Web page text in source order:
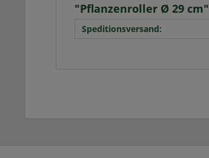
"Pflanzenroller Ø 29 cm"
Speditionsversand: